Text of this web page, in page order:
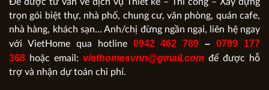
trọn gói biệt thự, nhà phố, chung cư, văn phòng, quán cafe,
nhà hàng, khách sạn… Anh/chị đừng ngần ngại, liên hệ ngay
với VietHome qua hotline 0942 462 789 –0799 177
368 hoặc email: viethomesvnn@gmail.com để được hỗ
trợ và nhận dự toán chi phí.